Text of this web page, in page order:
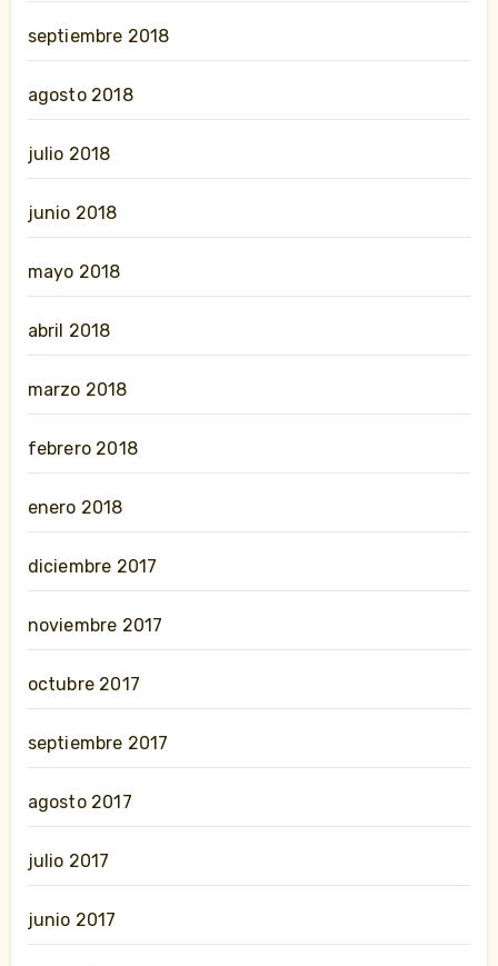
septiembre 2018
agosto 2018
julio 2018
junio 2018
mayo 2018
abril 2018
marzo 2018
febrero 2018
enero 2018
diciembre 2017
noviembre 2017
octubre 2017
septiembre 2017
agosto 2017
julio 2017
junio 2017